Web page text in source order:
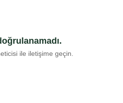
ile iletişime geçin.